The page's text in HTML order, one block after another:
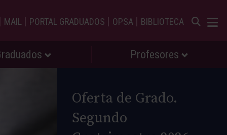
| MAIL | PORTAL GRADUADOS | OPSA | BIBLIOTECA
Profesores
Oferta de Grado.
Segundo